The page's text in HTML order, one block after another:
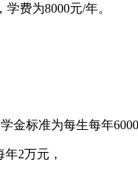
费为8000元/年。
标准为每生每年
2万元，